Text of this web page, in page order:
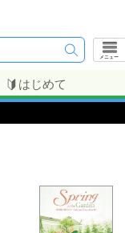
メニュー
はじめて